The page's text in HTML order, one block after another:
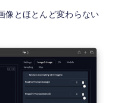
像とほとんど変わらない